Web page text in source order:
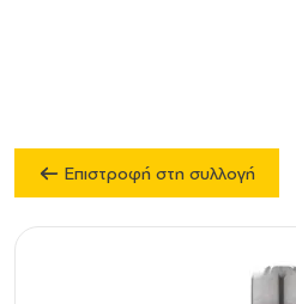
Επιστροφή στη συλλογή